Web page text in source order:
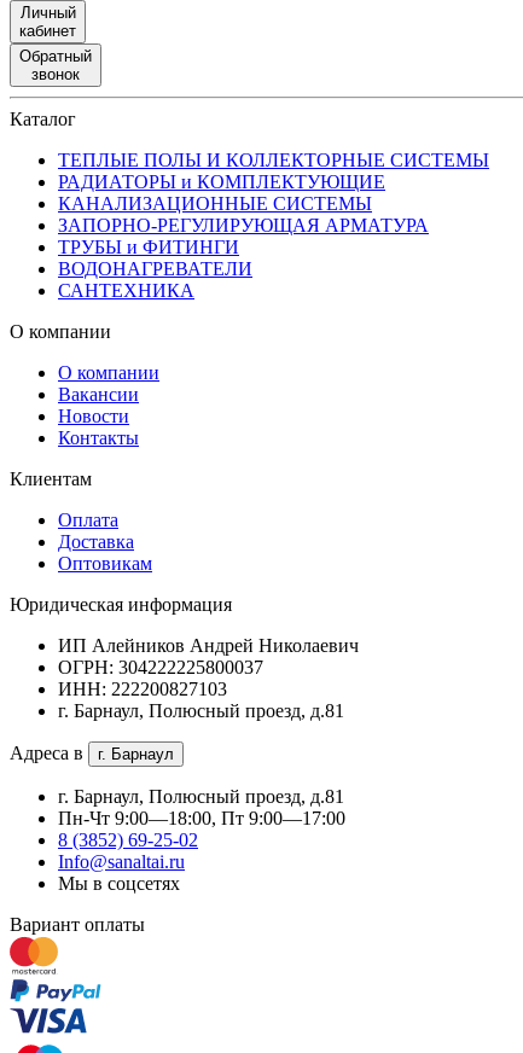
Личный
кабинет
Обратный
звонок
Каталог
ТЕПЛЫЕ ПОЛЫ И КОЛЛЕКТОРНЫЕ СИСТЕМЫ
РАДИАТОРЫ и КОМПЛЕКТУЮЩИЕ
КАНАЛИЗАЦИОННЫЕ СИСТЕМЫ
ЗАПОРНО-РЕГУЛИРУЮЩАЯ АРМАТУРА
ТРУБЫ и ФИТИНГИ
ВОДОНАГРЕВАТЕЛИ
САНТЕХНИКА
О компании
О компании
Вакансии
Новости
Контакты
Клиентам
Оплата
Доставка
Оптовикам
Юридическая информация
ИП Алейников Андрей Николаевич
ОГРН: 304222225800037
ИНН: 222200827103
г. Барнаул, Полюсный проезд, д.81
Адреса в г. Барнаул
г. Барнаул, Полюсный проезд, д.81
Пн-Чт 9:00—18:00, Пт 9:00—17:00
8 (3852) 69-25-02
Info@sanaltai.ru
Мы в соцсетях
Вариант оплаты